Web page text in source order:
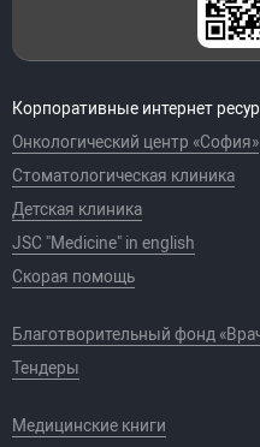
Корпоративные интернет
Онкологический центр «София»
Стоматологическая клиника
Детская клиника
JSC "Medicine" in english
Скорая помощь
Благотворительный фонд
Тендеры
Медицинские книги